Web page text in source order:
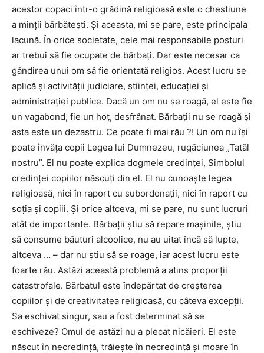
acestor copaci într-o grădină religioasă este o chestiune
a minții bărbătești. Și aceasta, mi se pare, este principala
lacună. În orice societate, cele mai responsabile posturi
ar trebui să fie ocupate de bărbați. Dar este necesar ca
gândirea unui om să fie orientată religios. Acest lucru se
aplică și activității judiciare, științei, educației și
administrației publice. Dacă un om nu se roagă, el este fie
un vagabond, fie un hoț, desfrânat. Bărbații nu se roagă și
asta este un dezastru. Ce poate fi mai rău ?! Un om nu își
poate învăța copii Legea lui Dumnezeu, rugăciunea „Tatăl
nostru”. El nu poate explica dogmele credinței, Simbolul
credinței copiilor născuți din el. El nu cunoaște legea
religioasă, nici în raport cu subordonații, nici în raport cu
soția și copiii. Și orice altceva, mi se pare, nu sunt lucruri
atât de importante. Bărbații știu să repare mașinile, știu
să consume băuturi alcoolice, nu au uitat încă să lupte,
altceva … – dar nu știu să se roage, iar acest lucru este
foarte rău. Astăzi această problemă a atins proporții
catastrofale. Bărbatul este îndepărtat de creșterea
copiilor și de creativitatea religioasă, cu câteva excepții.
Sa eschivat singur, sau a fost determinat să se
eschiveze? Omul de astăzi nu a plecat nicăieri. El este
născut în necredință, trăiește în necredință și moare în